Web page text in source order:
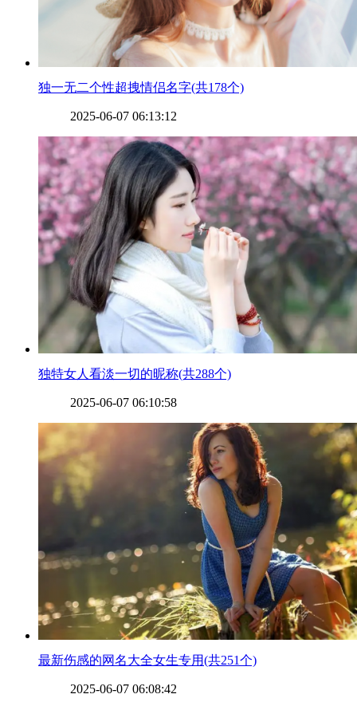
​独一无二个性超拽情侣名字(共178个)
2025-06-07 06:13:12
​独特女人看淡一切的昵称(共288个)
2025-06-07 06:10:58
​最新伤感的网名大全女生专用(共251个)
2025-06-07 06:08:42